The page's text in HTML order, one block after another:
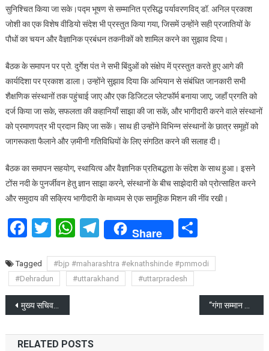
सुनिश्चित किया जा सके।पद्म भूषण से सम्मानित प्रसिद्ध पर्यावरणविद् डॉ. अनिल प्रकाश
जोशी का एक विशेष वीडियो संदेश भी प्रस्तुत किया गया, जिसमें उन्होंने सही प्रजातियों के
पौधों का चयन और वैज्ञानिक प्रबंधन तकनीकों को शामिल करने का सुझाव दिया।
बैठक के समापन पर प्रो. दुर्गेश पंत ने सभी बिंदुओं को संक्षेप में प्रस्तुत करते हुए आगे की
कार्यदिशा पर प्रकाश डाला। उन्होंने सुझाव दिया कि अभियान से संबंधित जानकारी सभी
शैक्षणिक संस्थानों तक पहुंचाई जाए और एक डिजिटल प्लेटफॉर्म बनाया जाए, जहाँ प्रगति को
दर्ज किया जा सके, सफलता की कहानियाँ साझा की जा सकें, और भागीदारी करने वाले संस्थानों
को प्रमाणपत्र भी प्रदान किए जा सकें। साथ ही उन्होंने विभिन्न संस्थानों के छात्र समूहों को
जागरूकता फैलाने और ज़मीनी गतिविधियों के लिए संगठित करने की सलाह दी।
बैठक का समापन सहयोग, स्थायित्व और वैज्ञानिक प्रतिबद्धता के संदेश के साथ हुआ। इसने
टोंस नदी के पुनर्जीवन हेतु ज्ञान साझा करने, संस्थानों के बीच साझेदारी को प्रोत्साहित करने
और समुदाय की सक्रिय भागीदारी के माध्यम से एक सामूहिक मिशन की नींव रखी।
Facebook
Twitter
WhatsApp
Telegram
Share Share
Tagged
#bjp #maharashtra #eknathshinde #pmmodi
#Dehradun
#uttarakhand #uttarpradesh
Post
navigation
मुख्य सचिव ने की कुंभ 2027 की तैयारियों की समीक्षा “गंगा सम्मान यात्रा” पर निकले हरीश रावत का बड़ा बयान
RELATED POSTS